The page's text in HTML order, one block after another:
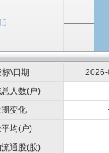
标\日期
总人数(户)
变化
均(户)
流通股(股)